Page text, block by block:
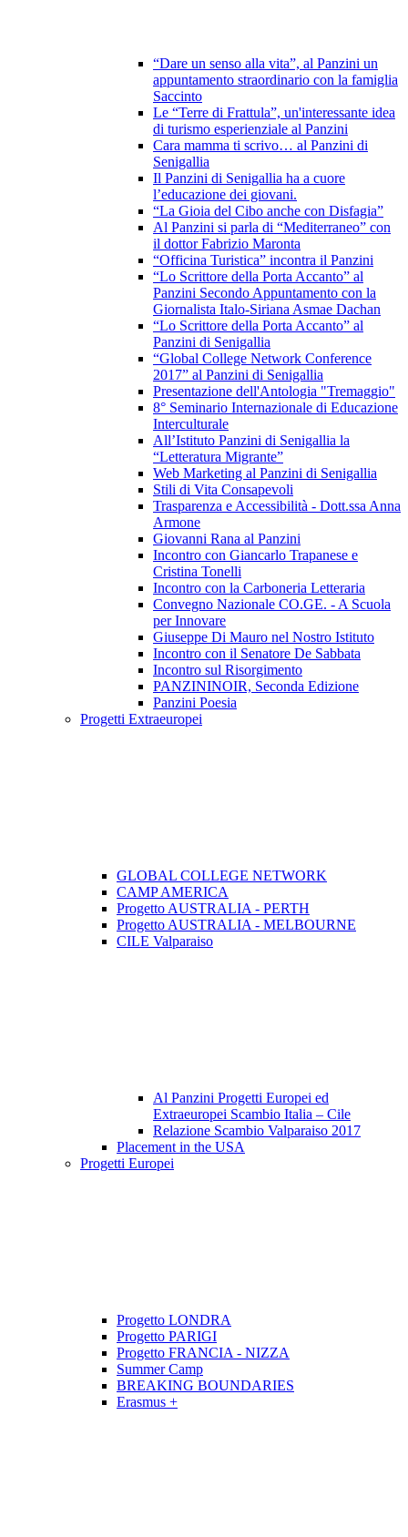
“Dare un senso alla vita”, al Panzini un
appuntamento straordinario con la famiglia
Saccinto
Le “Terre di Frattula”, un'interessante idea
di turismo esperienziale al Panzini
Cara mamma ti scrivo… al Panzini di
Senigallia
Il Panzini di Senigallia ha a cuore
l’educazione dei giovani.
“La Gioia del Cibo anche con Disfagia”
Al Panzini si parla di “Mediterraneo” con
il dottor Fabrizio Maronta
“Officina Turistica” incontra il Panzini
“Lo Scrittore della Porta Accanto” al
Panzini Secondo Appuntamento con la
Giornalista Italo-Siriana Asmae Dachan
“Lo Scrittore della Porta Accanto” al
Panzini di Senigallia
“Global College Network Conference
2017” al Panzini di Senigallia
Presentazione dell'Antologia "Tremaggio"
8° Seminario Internazionale di Educazione
Interculturale
All’Istituto Panzini di Senigallia la
“Letteratura Migrante”
Web Marketing al Panzini di Senigallia
Stili di Vita Consapevoli
Trasparenza e Accessibilità - Dott.ssa Anna
Armone
Giovanni Rana al Panzini
Incontro con Giancarlo Trapanese e
Cristina Tonelli
Incontro con la Carboneria Letteraria
Convegno Nazionale CO.GE. - A Scuola
per Innovare
Giuseppe Di Mauro nel Nostro Istituto
Incontro con il Senatore De Sabbata
Incontro sul Risorgimento
PANZININOIR, Seconda Edizione
Panzini Poesia
Progetti Extraeuropei
GLOBAL COLLEGE NETWORK
CAMP AMERICA
Progetto AUSTRALIA - PERTH
Progetto AUSTRALIA - MELBOURNE
CILE Valparaiso
Al Panzini Progetti Europei ed
Extraeuropei Scambio Italia – Cile
Relazione Scambio Valparaiso 2017
Placement in the USA
Progetti Europei
Progetto LONDRA
Progetto PARIGI
Progetto FRANCIA - NIZZA
Summer Camp
BREAKING BOUNDARIES
Erasmus +